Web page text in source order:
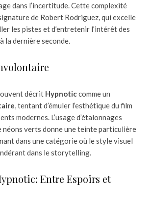
dans l’incertitude. Cette complexité
de Robert Rodriguez, qui excelle
les pistes et d’entretenir l’intérêt des
la dernière seconde.
décrit Hypnoticcomme un
, tentant d’émuler l’esthétique du film
modernes. L’usage d’étalonnages
néons verts donne une teinte particulière
dans une catégorie où le style visuel
dans le storytelling.
Entre Espoirs et